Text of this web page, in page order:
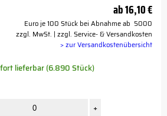
ab16,10 €
Euro je 100 Stück bei Abnahme ab 5000
zzgl. MwSt. | zzgl. Service- & Versandkosten
> zur Versandkostenübersicht
lieferbar (6.890 Stück)
+